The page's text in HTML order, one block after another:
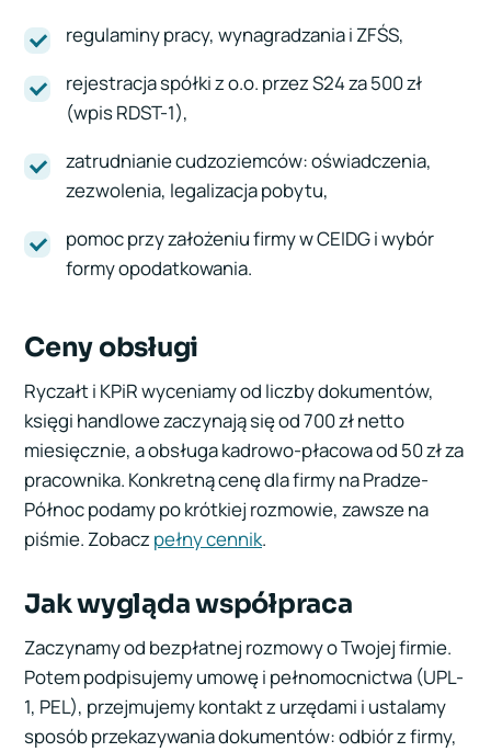
regulaminy pracy, wynagradzania i ZFŚS,
rejestracja spółki z o.o. przez S24 za 500 zł
(wpis RDST-1),
zatrudnianie cudzoziemców: oświadczenia,
zezwolenia, legalizacja pobytu,
pomoc przy założeniu firmy w CEIDG i wybór
formy opodatkowania.
Ceny obsługi
Ryczałt i KPiR wyceniamy od liczby dokumentów,
księgi handlowe zaczynają się od 700 zł netto
miesięcznie, a obsługa kadrowo-płacowa od 50 zł za
pracownika. Konkretną cenę dla firmy na Pradze-
Północ podamy po krótkiej rozmowie, zawsze na
piśmie. Zobaczpełny cennik.
Jak wygląda współpraca
Zaczynamy od bezpłatnej rozmowy o Twojej firmie.
Potem podpisujemy umowę i pełnomocnictwa (UPL-
1, PEL), przejmujemy kontakt z urzędami i ustalamy
sposób przekazywania dokumentów: odbiór z firmy,